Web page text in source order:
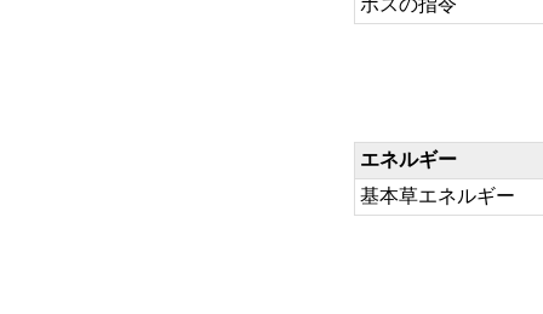
ボスの指令
エネルギー
基本草エネルギー